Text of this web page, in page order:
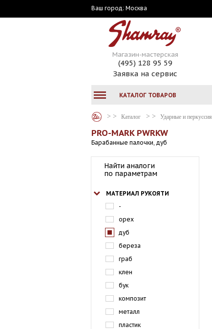
Ваш город: Москва
Магазин-мастерская
(495) 128 95 59
Заявка на сервис
КАТАЛОГ ТОВАРОВ
Каталог Ударные и перкуссия
PRO-MARK PWRKW
Барабанные палочки, дуб
Найти аналоги
по параметрам
МАТЕРИАЛ РУКОЯТИ
-
орех
дуб
береза
граб
клен
бук
композит
металл
пластик